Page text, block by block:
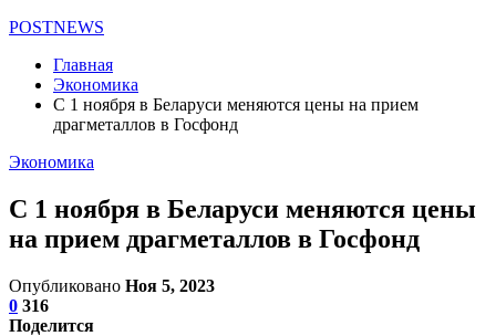
POSTNEWS
Главная
Экономика
С 1 ноября в Беларуси меняются цены на прием
драгметаллов в Госфонд
Экономика
С 1 ноября в Беларуси меняются цены
на прием драгметаллов в Госфонд
Опубликовано Ноя 5, 2023
0 316
Поделится